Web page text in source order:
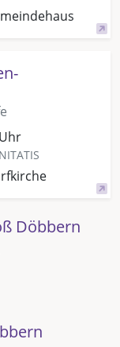
Döbbern